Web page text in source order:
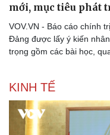
mới, mục tiêu phát
VOV.VN - Báo cáo chính
Đảng được lấy ý kiến
trọng gồm các bài học,
KINH TẾ